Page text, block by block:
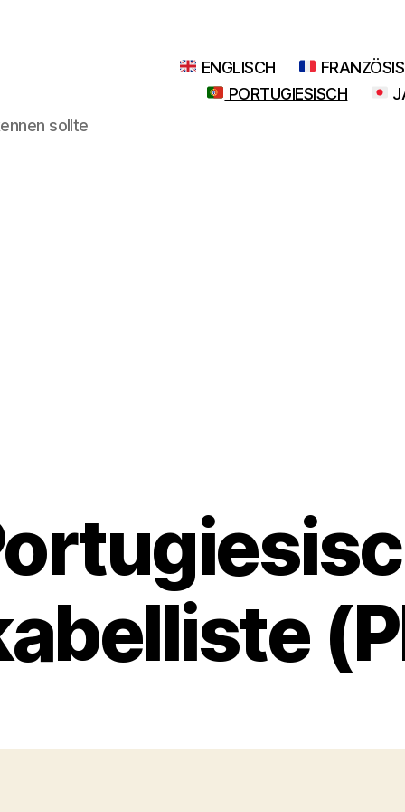
sollte
ENGLISCH
PORTUGIESISCH